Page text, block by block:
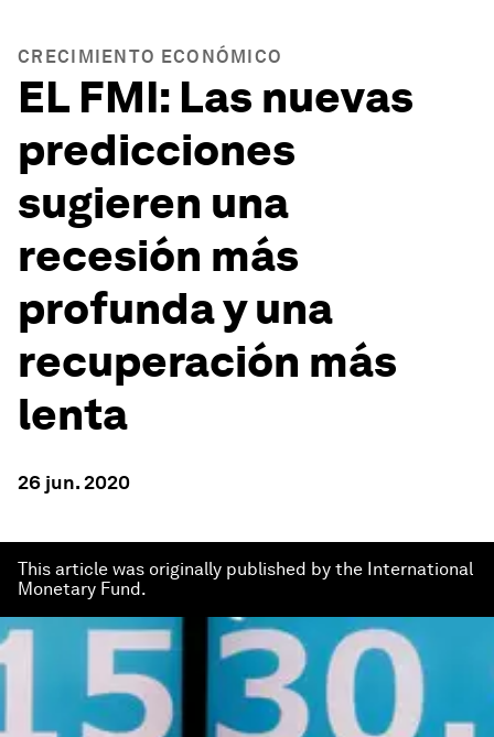
CRECIMIENTO ECONÓMICO
EL FMI: Las nuevas
predicciones
sugieren una
recesión más
profunda y una
recuperación más
lenta
26 jun. 2020
This article was originally published by the International
Monetary Fund.